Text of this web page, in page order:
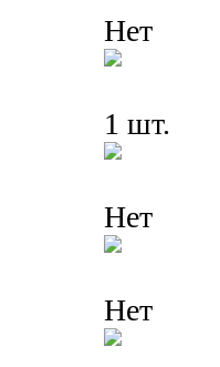
Нет
1 шт.
Нет
Нет